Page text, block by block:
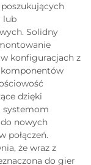
lub
Solidny
konfiguracjach z
komponentów
dzięki
nowych
połączeń.
że wraz z
do gier